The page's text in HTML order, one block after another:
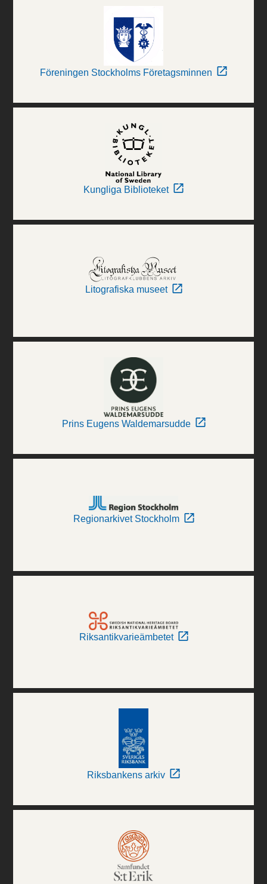
Föreningen Stockholms Företagsminnen
Kungliga Biblioteket
Litografiska museet
Prins Eugens Waldemarsudde
Regionarkivet Stockholm
Riksantikvarieämbetet
Riksbankens arkiv